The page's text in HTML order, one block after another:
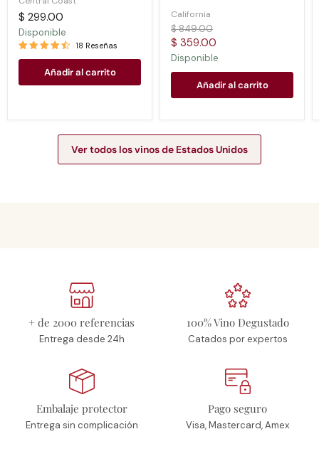
$ 299.00
Disponible
18 Reseñas
Añadir al carrito
California
Precio
original
$ 849.00
Precio
actual
$ 359.00
Disponible
Añadir al carrito
Ver todos los vinos de Estados Unidos
+ de 2000 referencias
Entrega desde 24h
100% Vino Degustado
Catados por expertos
Embalaje protector
Entrega sin complicación
Pago seguro
Visa, Mastercard, Amex